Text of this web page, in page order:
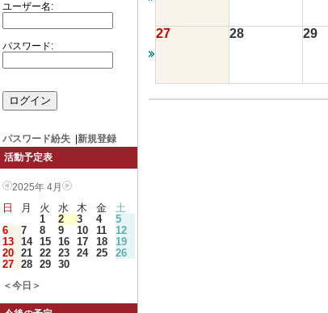
ユーザー名:
パスワード:
パスワード紛失
新規登録
活動予定表
2025年 4月
日 月 火 水 木 金
土
1
2 3 4
5
6
7 8 9 10 11
12
13 14 15 16 17 18
19
20 21 22 23 24 25
26
27 28 29 30
＜今日＞
27 28 29